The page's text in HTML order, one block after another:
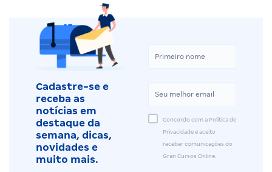
Cadastre-se e
receba as
notícias em
destaque da
semana, dicas,
novidades e
muito mais.
Concordo com a Política de
Privacidade e aceito
receber comunicações do
Gran Cursos Online.